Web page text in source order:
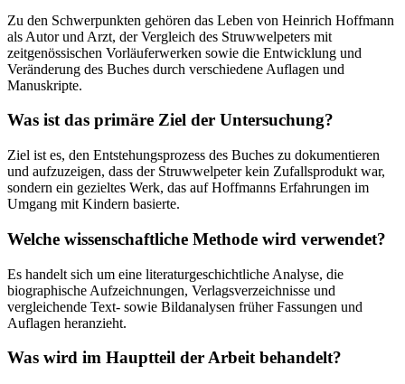
Zu den Schwerpunkten gehören das Leben von Heinrich Hoffmann
als Autor und Arzt, der Vergleich des Struwwelpeters mit
zeitgenössischen Vorläuferwerken sowie die Entwicklung und
Veränderung des Buches durch verschiedene Auflagen und
Manuskripte.
Was ist das primäre Ziel der Untersuchung?
Ziel ist es, den Entstehungsprozess des Buches zu dokumentieren
und aufzuzeigen, dass der Struwwelpeter kein Zufallsprodukt war,
sondern ein gezieltes Werk, das auf Hoffmanns Erfahrungen im
Umgang mit Kindern basierte.
Welche wissenschaftliche Methode wird verwendet?
Es handelt sich um eine literaturgeschichtliche Analyse, die
biographische Aufzeichnungen, Verlagsverzeichnisse und
vergleichende Text- sowie Bildanalysen früher Fassungen und
Auflagen heranzieht.
Was wird im Hauptteil der Arbeit behandelt?